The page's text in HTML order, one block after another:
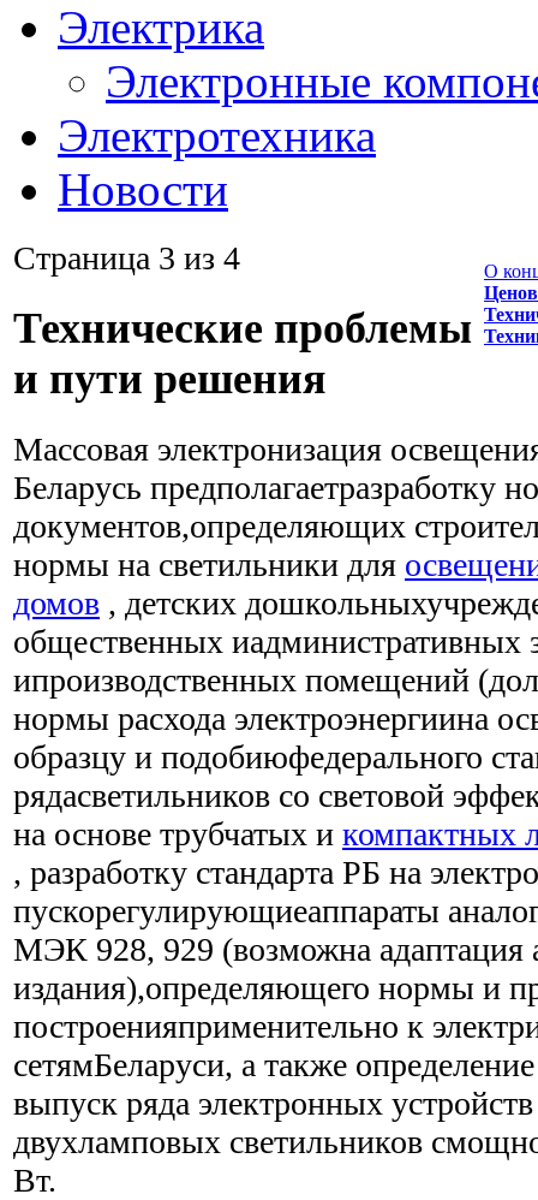
Электрика
Электронные
Электротехника
Новости
О
Страница 3 из 4
Технические проблемы
и пути решения
Массовая электронизация
Беларусь предполагаетразработку
документов,определяющих
нормы на светильники для
домов , детских
общественных иадминистративных
ипроизводственных помещений
нормы расхода электроэнергиина
образцу и подобиюфедерального
рядасветильников со световой
на основе трубчатых и компактных
, разработку стандарта РБ на
пускорегулирующиеаппараты
МЭК 928, 929 (возможна адаптация
издания),определяющего нормы и
построенияприменительно к
сетямБеларуси, а также
выпуск ряда электронных
двухламповых светильников
Вт.